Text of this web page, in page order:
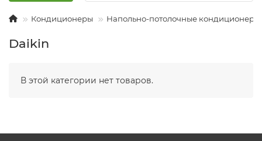
Кондиционеры Напольно-потолочные кондиционеры
Daikin
В этой категории нет товаров.